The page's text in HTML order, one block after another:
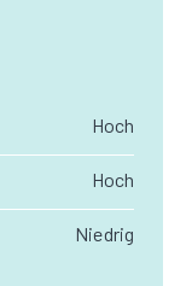
Hoch
Hoch
Niedrig